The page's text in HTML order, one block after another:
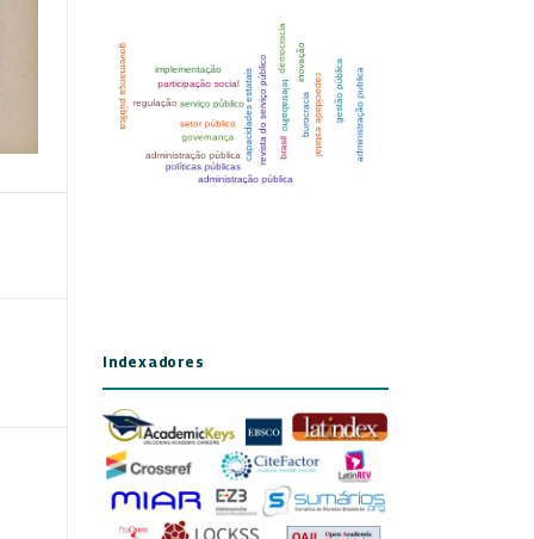
Indexadores